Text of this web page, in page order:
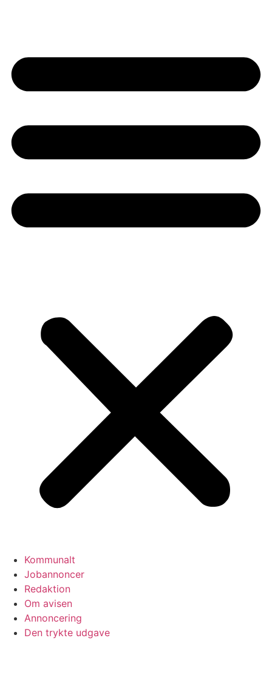
Kommunalt
Jobannoncer
Redaktion
Om avisen
Annoncering
Den trykte udgave